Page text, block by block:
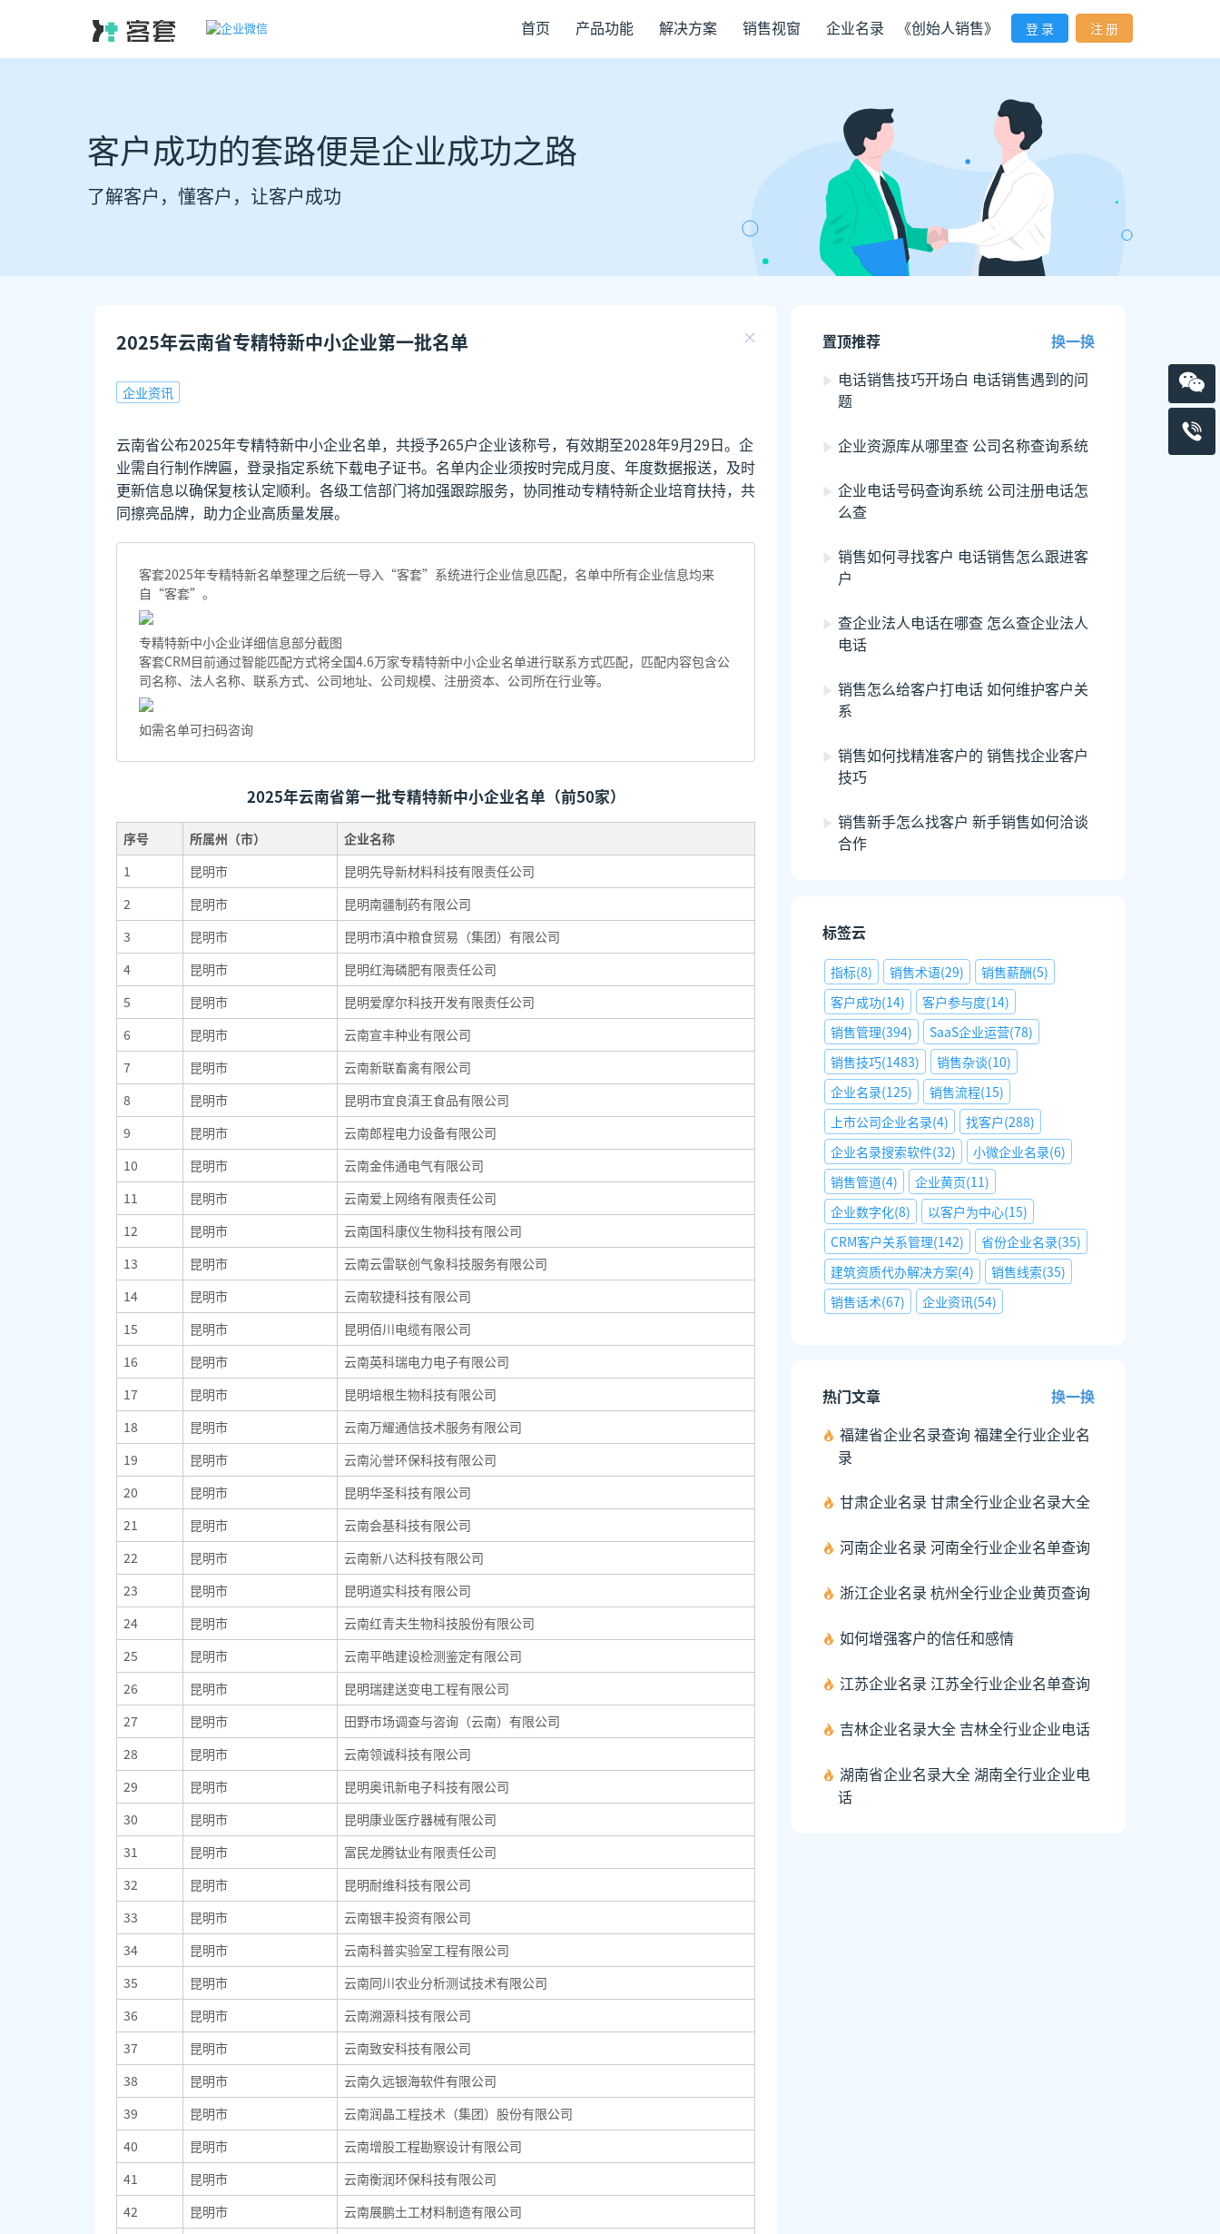
首页 产品功能 解决方案 销售视窗 企业名录 《创始人销售》 登 录 注 册
客户成功的套路便是企业成功之路
了解客户，懂客户，让客户成功
2025年云南省专精特新中小企业第一批名单
企业资讯
云南省公布2025年专精特新中小企业名单，共授予265户企业该称号，有效期至2028年9月29日。企
业需自行制作牌匾，登录指定系统下载电子证书。名单内企业须按时完成月度、年度数据报送，及时
更新信息以确保复核认定顺利。各级工信部门将加强跟踪服务，协同推动专精特新企业培育扶持，共
同擦亮品牌，助力企业高质量发展。
客套2025年专精特新名单整理之后统一导入“客套”系统进行企业信息匹配，名单中所有企业信息均来
自“客套”。
专精特新中小企业详细信息部分截图
客套CRM目前通过智能匹配方式将全国4.6万家专精特新中小企业名单进行联系方式匹配，匹配内容包含公
司名称、法人名称、联系方式、公司地址、公司规模、注册资本、公司所在行业等。
如需名单可扫码咨询
2025年云南省第一批专精特新中小企业名单（前50家）
序号 所属州（市）
企业名称
1
昆明市
昆明先导新材料科技有限责任公司
2
昆明市
昆明南疆制药有限公司
3
昆明市
昆明市滇中粮食贸易（集团）有限公司
4
昆明市
昆明红海磷肥有限责任公司
5
昆明市
昆明爱摩尔科技开发有限责任公司
6
昆明市
云南宣丰种业有限公司
7
昆明市
云南新联畜禽有限公司
8
昆明市
昆明市宜良滇王食品有限公司
9
昆明市
云南郎程电力设备有限公司
10
昆明市
云南金伟通电气有限公司
11
昆明市
云南爱上网络有限责任公司
12
昆明市
云南国科康仪生物科技有限公司
13
昆明市
云南云雷联创气象科技服务有限公司
14
昆明市
云南软捷科技有限公司
15
昆明市
昆明佰川电缆有限公司
16
昆明市
云南英科瑞电力电子有限公司
17
昆明市
昆明培根生物科技有限公司
18
昆明市
云南万耀通信技术服务有限公司
19
昆明市
云南沁誉环保科技有限公司
20
昆明市
昆明华圣科技有限公司
21
昆明市
云南会基科技有限公司
22
昆明市
云南新八达科技有限公司
23
昆明市
昆明道实科技有限公司
24
昆明市
云南红青夫生物科技股份有限公司
25
昆明市
云南平皓建设检测鉴定有限公司
26
昆明市
昆明瑞建送变电工程有限公司
27
昆明市
田野市场调查与咨询（云南）有限公司
28
昆明市
云南领诚科技有限公司
29
昆明市
昆明奥讯新电子科技有限公司
30
昆明市
昆明康业医疗器械有限公司
31
昆明市
富民龙腾钛业有限责任公司
32
昆明市
昆明耐维科技有限公司
33
昆明市
云南银丰投资有限公司
34
昆明市
云南科普实验室工程有限公司
35
昆明市
云南同川农业分析测试技术有限公司
36
昆明市
云南溯源科技有限公司
37
昆明市
云南致安科技有限公司
38
昆明市
云南久远银海软件有限公司
39
昆明市
云南润晶工程技术（集团）股份有限公司
40
昆明市
云南增股工程勘察设计有限公司
41
昆明市
云南衡润环保科技有限公司
42
昆明市
云南展鹏土工材料制造有限公司
置顶推荐
换一换
电话销售技巧开场白 电话销售遇到的问
题
企业资源库从哪里查 公司名称查询系统
企业电话号码查询系统 公司注册电话怎
么查
销售如何寻找客户 电话销售怎么跟进客
户
查企业法人电话在哪查 怎么查企业法人
电话
销售怎么给客户打电话 如何维护客户关
系
销售如何找精准客户的 销售找企业客户
技巧
销售新手怎么找客户 新手销售如何洽谈
合作
标签云
指标(8) 销售术语(29) 销售薪酬(5)
客户成功(14) 客户参与度(14)
销售管理(394) SaaS企业运营(78)
销售技巧(1483) 销售杂谈(10)
企业名录(125) 销售流程(15)
上市公司企业名录(4) 找客户(288)
企业名录搜索软件(32) 小微企业名录(6)
销售管道(4) 企业黄页(11)
企业数字化(8) 以客户为中心(15)
CRM客户关系管理(142) 省份企业名录(35)
建筑资质代办解决方案(4) 销售线索(35)
销售话术(67) 企业资讯(54)
热门文章
换一换
福建省企业名录查询 福建全行业企业名
录
甘肃企业名录 甘肃全行业企业名录大全
河南企业名录 河南全行业企业名单查询
浙江企业名录 杭州全行业企业黄页查询
如何增强客户的信任和感情
江苏企业名录 江苏全行业企业名单查询
吉林企业名录大全 吉林全行业企业电话
湖南省企业名录大全 湖南全行业企业电
话